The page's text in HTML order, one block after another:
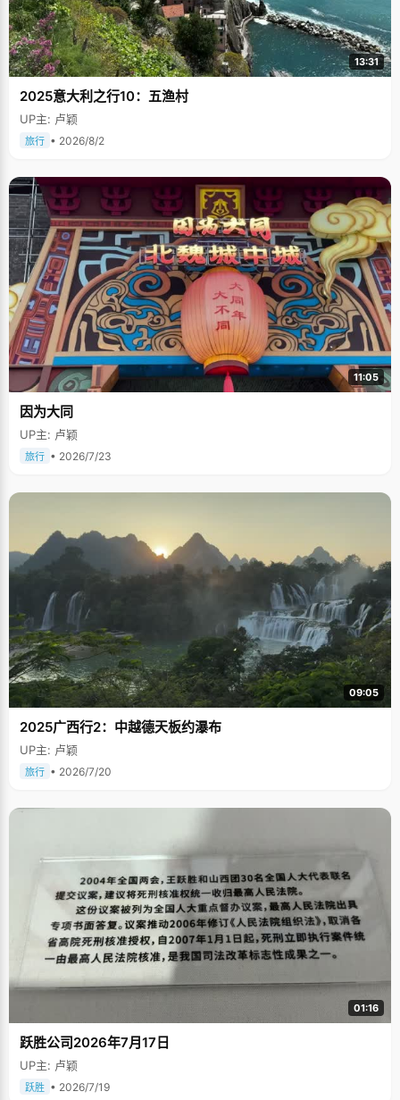
13:31
2025意大利之行10：五渔村
UP主: 卢颖
旅行 • 2026/8/2
11:05
因为大同
UP主: 卢颖
旅行 • 2026/7/23
09:05
2025广西行2：中越德天板约瀑布
UP主: 卢颖
旅行 • 2026/7/20
01:16
跃胜公司2026年7月17日
UP主: 卢颖
跃胜 • 2026/7/19